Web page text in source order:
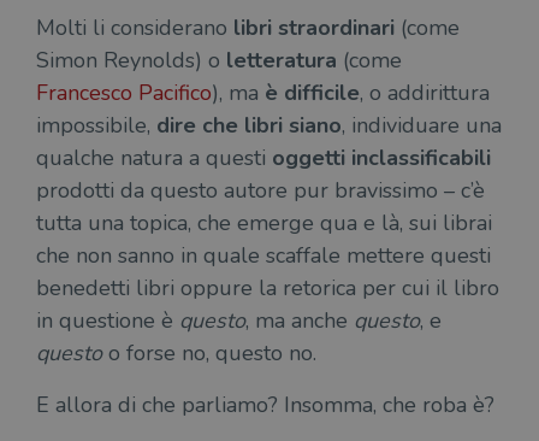
Molti li considerano libri straordinari (come
Simon Reynolds) o letteratura (come
Francesco Pacifico), ma è difficile, o addirittura
impossibile, dire che libri siano, individuare una
qualche natura a questi oggetti inclassificabili
prodotti da questo autore pur bravissimo – c’è
tutta una topica, che emerge qua e là, sui librai
che non sanno in quale scaffale mettere questi
benedetti libri oppure la retorica per cui il libro
in questione è questo, ma anche questo, e
questoo forse no, questo no.
E allora di che parliamo? Insomma, che roba è?